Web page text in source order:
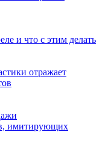
и что с этим делать
отражает
имитирующих